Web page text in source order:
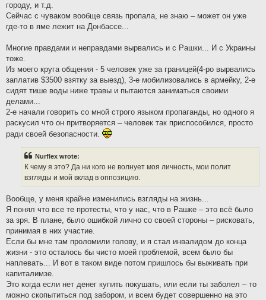
городу, и т.д.
Сейчас с чуваком вообще связь пропала, не знаю – может он уже
где-то в яме лежит на Донбассе...
Многие правдами и неправдами вырвались и с Рашки... И с Украины
тоже.
Из моего круга общения - 5 человек уже за границей(4-ро вырвались
заплатив $3500 взятку за выезд), 3-е мобилизовались в армейку, 2-е
сидят тише воды ниже травы и пытаются заниматься своими
делами...
2-е начали говорить со мной строго языком пропаганды, но одного я
раскусил что он притворяется – человек так приспособился, просто
ради своей безопасности.
Nurflex wrote:
К чему я это? Да ни кого не волнует моя личность, мои полит
взгляды и мой вклад в оппозицию.
Вообще, у меня крайне изменились взгляды на жизнь...
Я понял что все те протесты, что у нас, что в Рашке – это всё было
за зря. В плане, было ошибкой лично со своей стороны – рисковать,
принимая в них участие.
Если бы мне там проломили голову, и я стал инвалидом до конца
жизни - это осталось бы чисто моей проблемой, всем было бы
наплевать... И вот в таком виде потом пришлось бы выживать при
капиталимзе.
Это когда если нет денег купить покушать, или если ты заболел – то
можно скопытиться под забором, и всем будет совершенно на это